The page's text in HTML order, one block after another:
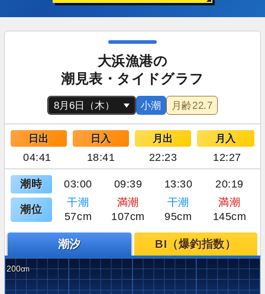
大浜漁港の
潮見表・タイドグラフ
小潮 月齢22.7
日出 日入 月出 月入
04:41 18:41 22:23 12:27
潮時 03:00 09:39 13:30 20:19
潮位
干潮 満潮 干潮
満潮
57cm
107cm 95cm 145cm
潮汐 BI（爆釣指数）
200